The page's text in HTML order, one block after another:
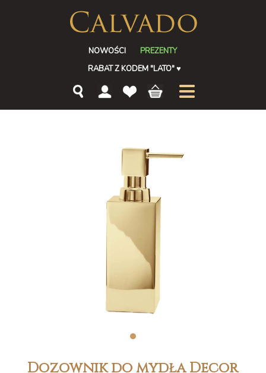
NOWOŚCI
PREZENTY
RABAT Z KODEM "LATO"♥
1
Dozownik do mydła Decor